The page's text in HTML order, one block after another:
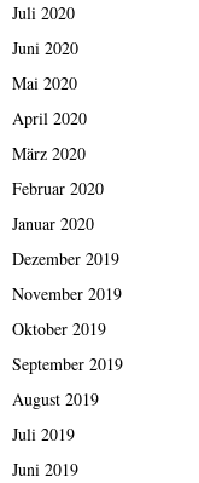
Juli 2020
Juni 2020
Mai 2020
April 2020
März 2020
Februar 2020
Januar 2020
Dezember 2019
November 2019
Oktober 2019
September 2019
August 2019
Juli 2019
Juni 2019